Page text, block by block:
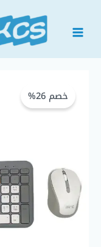
المحتوى
خصم 26%